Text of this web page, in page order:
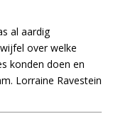
al aardig
over welke
konden doen en
Lorraine Ravestein